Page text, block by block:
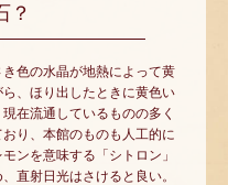
？
色の水晶が地熱によって黄
、ほり出したときに黄色い
在流通しているものの多く
り、本館のものも人工的に
ンを意味する「シトロン」
直射日光はさけると良い。